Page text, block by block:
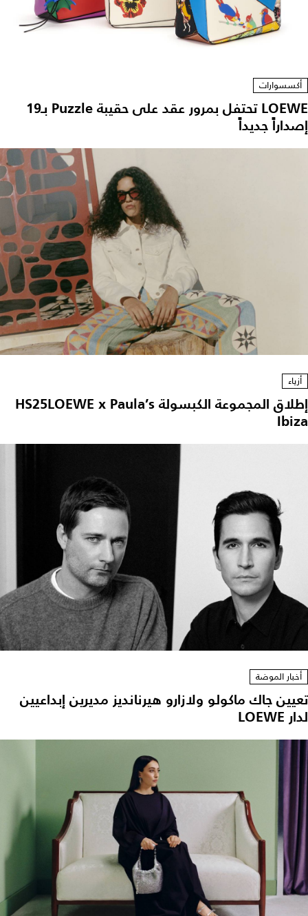
أكسسوارات
LOEWE تحتفل بمرور عقد على حقيبة Puzzle بـ19
إصداراً جديداً
أزياء
إطلاق المجموعة الكبسولة HS25LOEWE x Paula’s
Ibiza
أخبار الموضة
تعيين جاك ماكولو ولازارو هيرنانديز مديرين إبداعيين
لدار LOEWE